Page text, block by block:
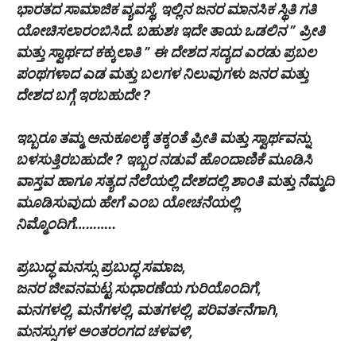
ಭಾರತದ ಸಾಮಾಜಿಕ ವ್ಯವಸ್ಥೆ, ಇಲ್ಲಿನ ಜನರ ಮಾನಸಿಕ ಸ್ಥಿತಿ ಗತಿ
ಯೋಚಿಸಲಾರಂಬಿಸಿದೆ. ಬಹುಶಃ ಇದೇ ತಾಯ ಒಡಲಿನ ” ಪ್ರೀತಿ
ಮತ್ತು ಸ್ವಾರ್ಥದ ಕಕ್ಕುಲಾತಿ ” ಈ ದೇಶದ ಸದ್ಯದ ಎರಡು ಪ್ರಬಲ
ಪಂಥಗಳಾದ ಎಡ ಮತ್ತು ಬಲಗಳ ನಿಲುವುಗಳು ಜನರ ಮತ್ತು
ದೇಶದ ಬಗ್ಗೆ ಇರಬಹುದೇ ?
ಇಬ್ಬರೂ ತಮ್ಮ ಅನುಕೂಲಕ್ಕೆ ತಕ್ಕಂತೆ ಪ್ರೀತಿ ಮತ್ತು ಸ್ವಾರ್ಥವನ್ನು
ಬಳಸುತ್ತಿರಬಹುದೇ ? ಇಬ್ಬರ ನಡುವೆ ಹೊಂದಾಣಿಕೆ ಮೂಡಿಸಿ
ವಾಸ್ತವ ಹಾಗೂ ಸತ್ಯದ ನೆಲೆಯಲ್ಲಿ ದೇಶದಲ್ಲಿ ಶಾಂತಿ ಮತ್ತು ನೆಮ್ಮದಿ
ಮೂಡಿಸುವುದು ಹೇಗೆ ಎಂಬ ಯೋಚನೆಯಲ್ಲಿ
ನಿಮ್ಮೊಂದಿಗೆ………..
ಪ್ರಬುದ್ಧ ಮನಸ್ಸು ಪ್ರಬುದ್ಧ ಸಮಾಜ,
ಜನರ ಜೀವನಮಟ್ಟ ಸುಧಾರಣೆಯ ಗುರಿಯೊಂದಿಗೆ,
ಮನಗಳಲ್ಲಿ, ಮನೆಗಳಲ್ಲಿ, ಮತಗಳಲ್ಲಿ, ಪರಿವರ್ತನೆಗಾಗಿ,
ಮನಸ್ಸುಗಳ ಅಂತರಂಗದ ಚಳವಳಿ,